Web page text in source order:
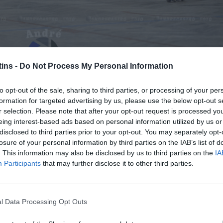
- Do Not Process My Personal Information
opt-out of the sale, sharing to third parties, or processing of your
for targeted advertising by us, please use the below opt-out
selection. Please note that after your opt-out request is processed
interest-based ads based on personal information utilized by us
to third parties prior to your opt-out. You may separately
of your personal information by third parties on the IAB’s list of
This information may also be disclosed by us to third parties on the
Participants that may further disclose it to other third parties.
Data Processing Opt Outs
“1” e “2” do 1º Fim de semana da Fase
de Final. Vejamos as classificações de